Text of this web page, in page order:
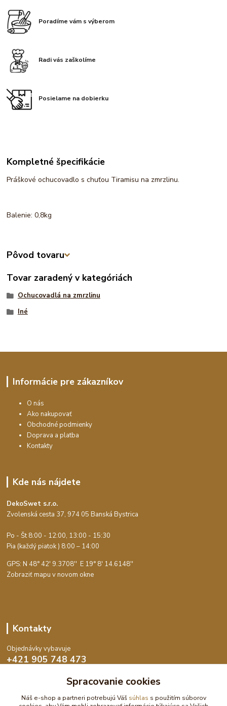
Poradíme vám s výberom
Radi vás zaškolíme
Posielame na dobierku
Kompletné špecifikácie
Práškové ochucovadlo s chuťou Tiramisu na zmrzlinu.
Balenie: 0,8kg
Pôvod tovaru
Tovar zaradený v kategóriách
Ochucovadlá na zmrzlinu
Iné
Informácie pre zákazníkov
O nás
Ako nakupovať
Obchodné podmienky
Doprava a platba
Kontakty
Kde nás nájdete
DekoSwet s.r.o.
Zvolenská cesta 37, 974 05 Banská Bystrica
Po - Št 8:00 - 12:00, 13:00 - 15:30
Pia (každý piatok ) 8:00 – 14:00
GPS: N 48° 42' 9.3708'' E 19° 8' 14.6148''
Zobraziť mapu v novom okne
Kontakty
Objednávky vybavuje
+421 905 748 473
objednavky@dekoswet.sk
Spracovanie cookies
Náš e-shop a partneri potrebujú Váš súhlas s použitím súborov